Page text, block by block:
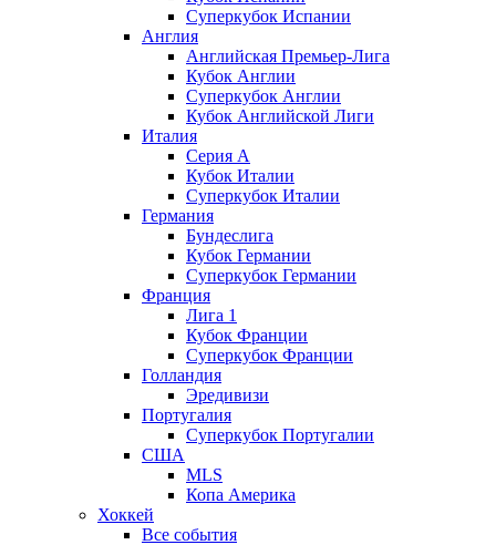
Суперкубок Испании
Англия
Английская Премьер-Лига
Кубок Англии
Суперкубок Англии
Кубок Английской Лиги
Италия
Серия А
Кубок Италии
Суперкубок Италии
Германия
Бундеслига
Кубок Германии
Суперкубок Германии
Франция
Лига 1
Кубок Франции
Суперкубок Франции
Голландия
Эредивизи
Португалия
Суперкубок Португалии
США
MLS
Копа Америка
Хоккей
Все события